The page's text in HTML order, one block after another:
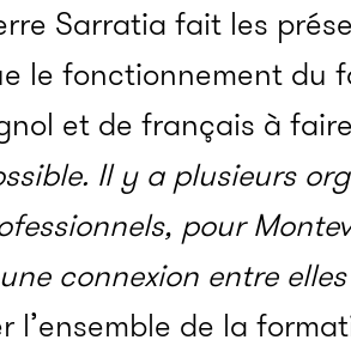
Sarratia fait les
le fonctionnement du
et de français à
Il y a plusieurs
pour
connexion entre
l’ensemble de la